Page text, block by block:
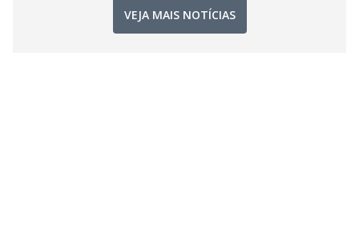
VEJA MAIS NOTÍCIAS